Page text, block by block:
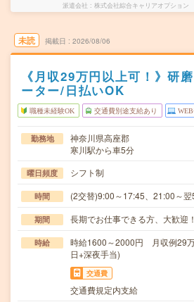
派遣会社 株式会社綜合キャリアオプション
未読 掲載日 2026/08/06
《月収29万円以上可！》研
ーター/日払いOK
職種未経験OK 交通費別途支給あり
勤務地
神奈川県高座郡
寒川駅から車5分
曜日頻度 シフト制
時間 (2交替)9:00～17:45、21:00～翌
期間 長期でお仕事できる方、大歓迎！
時給
時給1600～2000円 月収例29
日+深夜手当)
交通費
交通費規定内支給